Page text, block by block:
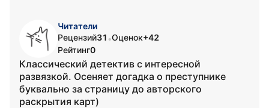
Читатели
Рецензий31 •Оценок+42
Рейтинг0
Классический детектив с интересной
развязкой. Осеняет догадка о преступнике
буквально за страницу до авторского
раскрытия карт)